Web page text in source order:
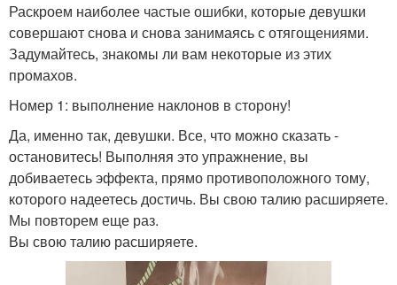
Раскроем наиболее частые ошибки, которые девушки
совершают снова и снова занимаясь с отягощениями.
Задумайтесь, знакомы ли вам некоторые из этих
промахов.
Номер 1: выполнение наклонов в сторону!
Да, именно так, девушки. Все, что можно сказать -
остановитесь! Выполняя это упражнение, вы
добиваетесь эффекта, прямо противоположного тому,
которого надеетесь достичь. Вы свою талию расширяете.
Мы повторем еще раз.
Вы свою талию расширяете.